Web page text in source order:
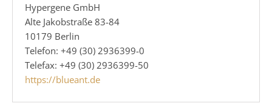
Hypergene GmbH
Alte Jakobstraße 83-84
10179 Berlin
Telefon: +49 (30) 2936399-0
Telefax: +49 (30) 2936399-50
https://blueant.de